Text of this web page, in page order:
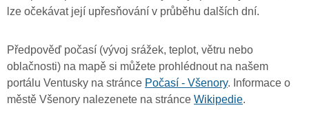
lze očekávat její upřesňování v průběhu dalších dní.
Předpověď počasí (vývoj srážek, teplot, větru nebo
oblačnosti) na mapě si můžete prohlédnout na našem
portálu Ventusky na stránce Počasí - Všenory. Informace o
městě Všenory nalezenete na stránce Wikipedie.